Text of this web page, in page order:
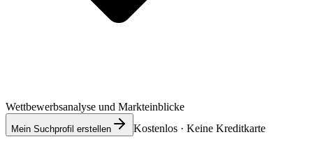
Wettbewerbsanalyse und Markteinblicke
Mein Suchprofil erstellen Kostenlos · Keine Kreditkarte